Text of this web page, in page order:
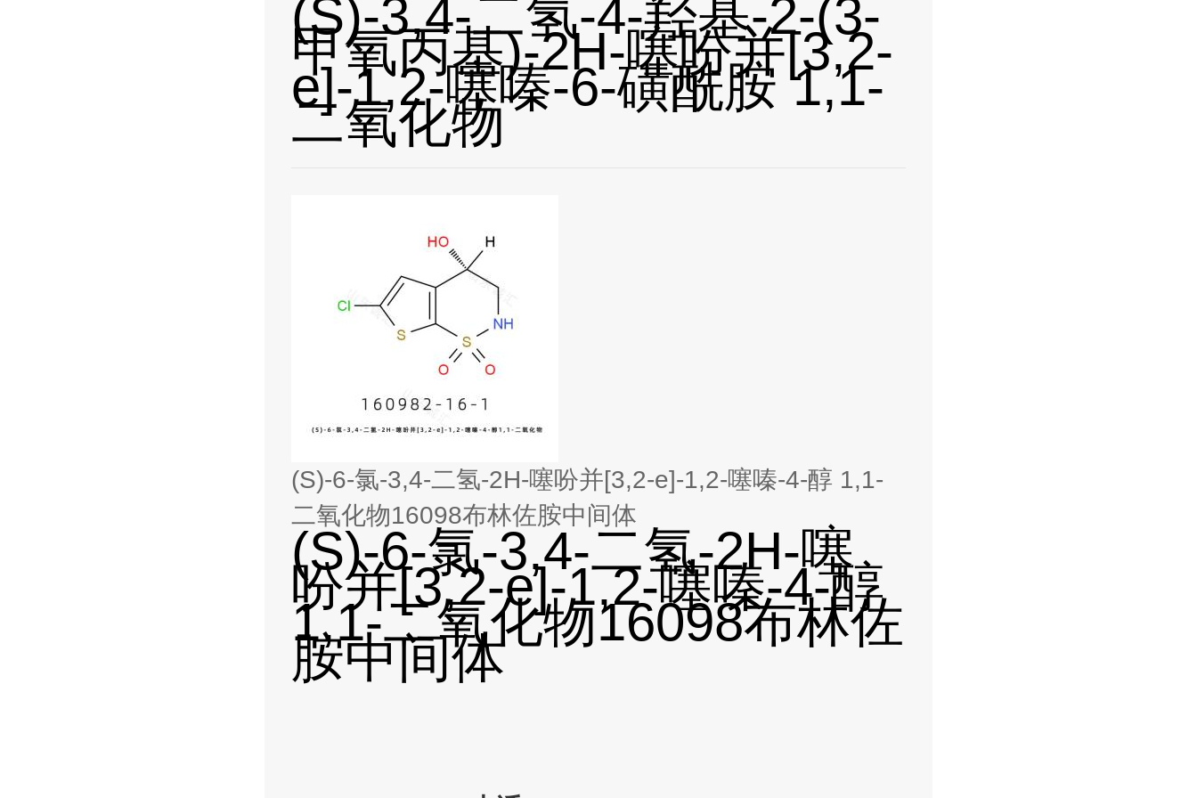
(S)-3,4-二氢-4-羟基-2-(3-
甲氧丙基)-2H-噻吩并[3,2-
e]-1,2-噻嗪-6-磺酰胺 1,1-
二氧化物
(S)-6-氯-3,4-二氢-2H-噻吩并[3,2-e]-1,2-噻嗪-4-醇 1,1-
二氧化物16098布林佐胺中间体
(S)-6-氯-3,4-二氢-2H-噻
吩并[3,2-e]-1,2-噻嗪-4-醇
1,1-二氧化物16098布林佐
胺中间体